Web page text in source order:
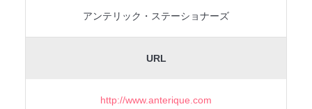
アンテリック・ステーショナーズ
URL
http://www.anterique.com